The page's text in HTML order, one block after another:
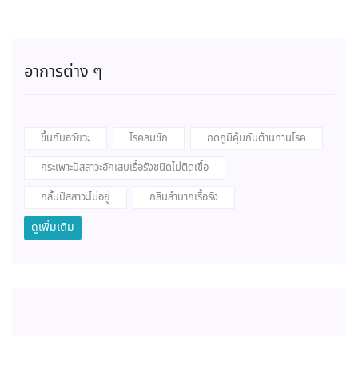
อาการต่าง ๆ
ขึ้นกับอวัยวะ โรคลมชัก
กดภูมิคุ้มกันต้านทานโรค
กระเพาะปัสสาวะอักเสบเรื้อรังชนิดไม่ติดเชื้อ
กลั้นปัสสาวะไม่อยู่
กลืนลำบากเรื้อรัง
ดูเพิ่มเติม